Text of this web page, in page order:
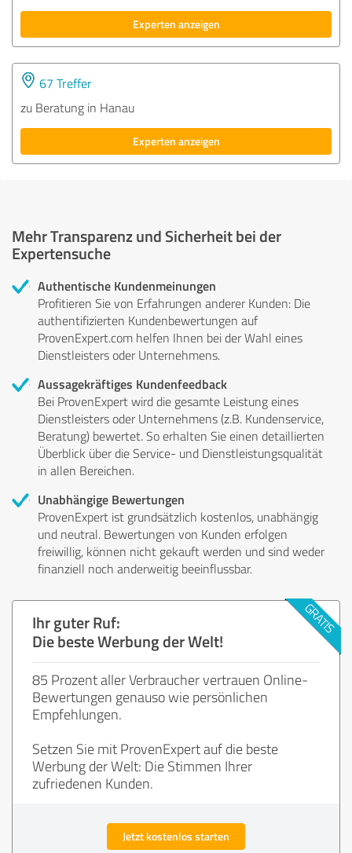
Experten anzeigen
67 Treffer
zu Beratung in Hanau
Experten anzeigen
Mehr Transparenz und Sicherheit bei der
Expertensuche
Authentische Kundenmeinungen
Profitieren Sie von Erfahrungen anderer Kunden: Die
authentifizierten Kundenbewertungen auf
ProvenExpert.com helfen Ihnen bei der Wahl eines
Dienstleisters oder Unternehmens.
Aussagekräftiges Kundenfeedback
Bei ProvenExpert wird die gesamte Leistung eines
Dienstleisters oder Unternehmens (z.B. Kundenservice,
Beratung) bewertet. So erhalten Sie einen detaillierten
Überblick über die Service- und Dienstleistungsqualität
in allen Bereichen.
Unabhängige Bewertungen
ProvenExpert ist grundsätzlich kostenlos, unabhängig
und neutral. Bewertungen von Kunden erfolgen
freiwillig, können nicht gekauft werden und sind weder
finanziell noch anderweitig beeinflussbar.
Ihr guter Ruf:
Die beste Werbung der Welt!
85 Prozent aller Verbraucher vertrauen Online-
Bewertungen genauso wie persönlichen
Empfehlungen.
Setzen Sie mit ProvenExpert auf die beste
Werbung der Welt: Die Stimmen Ihrer
zufriedenen Kunden.
Jetzt kostenlos starten